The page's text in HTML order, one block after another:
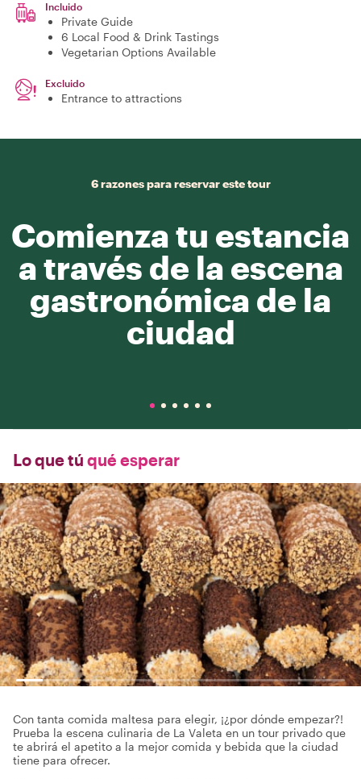
Incluido
Private Guide
6 Local Food & Drink Tastings
Vegetarian Options Available
Excluido
Entrance to attractions
6 razones para reservar este tour
Comienza tu estancia
a través de la escena
gastronómica de la
ciudad
Lo que tú qué esperar
Con tanta comida maltesa para elegir, ¡¿por dónde empezar?!
Prueba la escena culinaria de La Valeta en un tour privado que
te abrirá el apetito a la mejor comida y bebida que la ciudad
tiene para ofrecer.